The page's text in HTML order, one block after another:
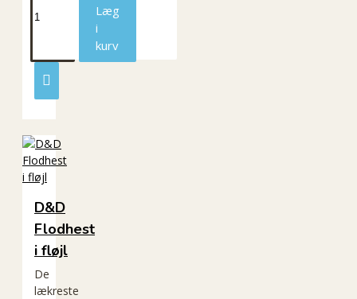
Læg
i
kurv
D&D
Flodhest
i fløjl
De
lækreste